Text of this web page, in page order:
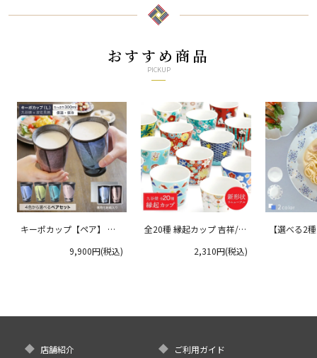
おすすめ商品
PICKUP
キーポカップ【ペア】 ラ
9,900円(税込)
全20種 縁起カップ 吉祥/青
2,310円(税込)
【選べる2
店舗紹介 ご利用ガイド